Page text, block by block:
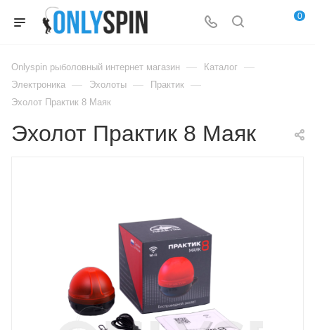
0
Onlyspin рыболовный интернет магазин — Каталог —
Электроника — Эхолоты — Практик —
Эхолот Практик 8 Маяк
Эхолот Практик 8 Маяк